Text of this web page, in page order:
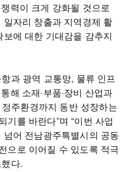
력이 크게 강화될 것으로
자리 창출과 지역경제 활
에 대한 기대감을 감추지
과 광역 교통망, 물류 인프
해 소재·부품·장비 산업과
주환경까지 동반 성장하는
기를 바란다”며 “이번 사업
어 전남광주특별시의 공동
으로 이어질 수 있도록 적극
다.